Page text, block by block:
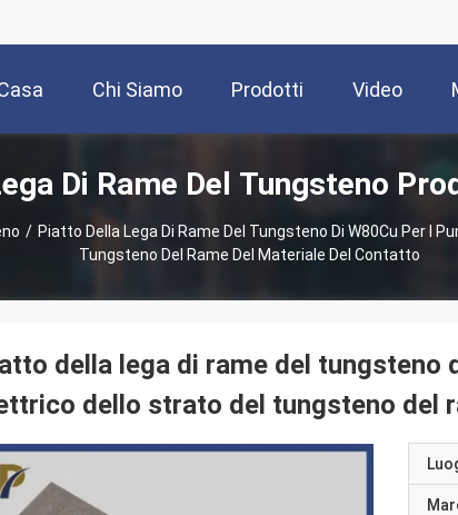
Chi Siamo Prodotti Video
Di Rame Del Tungsteno
/ Piatto Della Lega Di Rame Del Tungsteno Di W80Cu Per I
Tungsteno Del Rame Del Materiale Del Contatto
della lega di rame del tungsteno
dello strato del tungsteno del